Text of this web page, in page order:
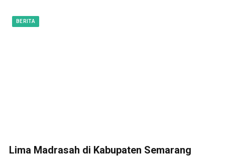
BERITA
Lima Madrasah di Kabupaten Semarang